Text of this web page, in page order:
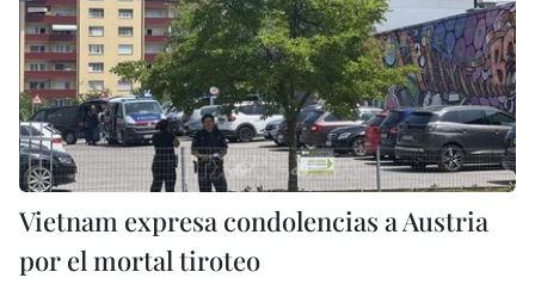
Vietnam expresa condolencias a Austria
por el mortal tiroteo